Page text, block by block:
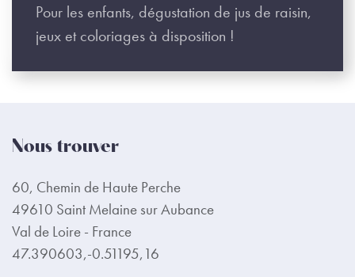
Pour les enfants, dégustation de jus de raisin,
jeux et coloriages à disposition !
Nous trouver
60, Chemin de Haute Perche
49610 Saint Melaine sur Aubance
Val de Loire - France
47.390603,-0.51195,16